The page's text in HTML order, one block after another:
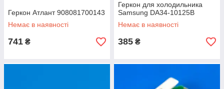
Геркон Атлант 908081700143
Немає в наявності
741 ₴
Геркон для холодильника
Samsung DA34-10125B
Немає в наявності
385 ₴